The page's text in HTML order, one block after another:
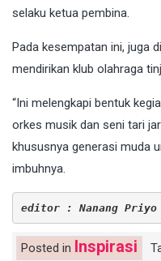
selaku ketua pembina.
Pada kesempatan ini, juga
mendirikan klub olahraga
“Ini melengkapi bentuk
orkes musik dan seni tari
khususnya generasi muda
imbuhnya.
editor : Nanang Priyo
Posted in Inspirasi